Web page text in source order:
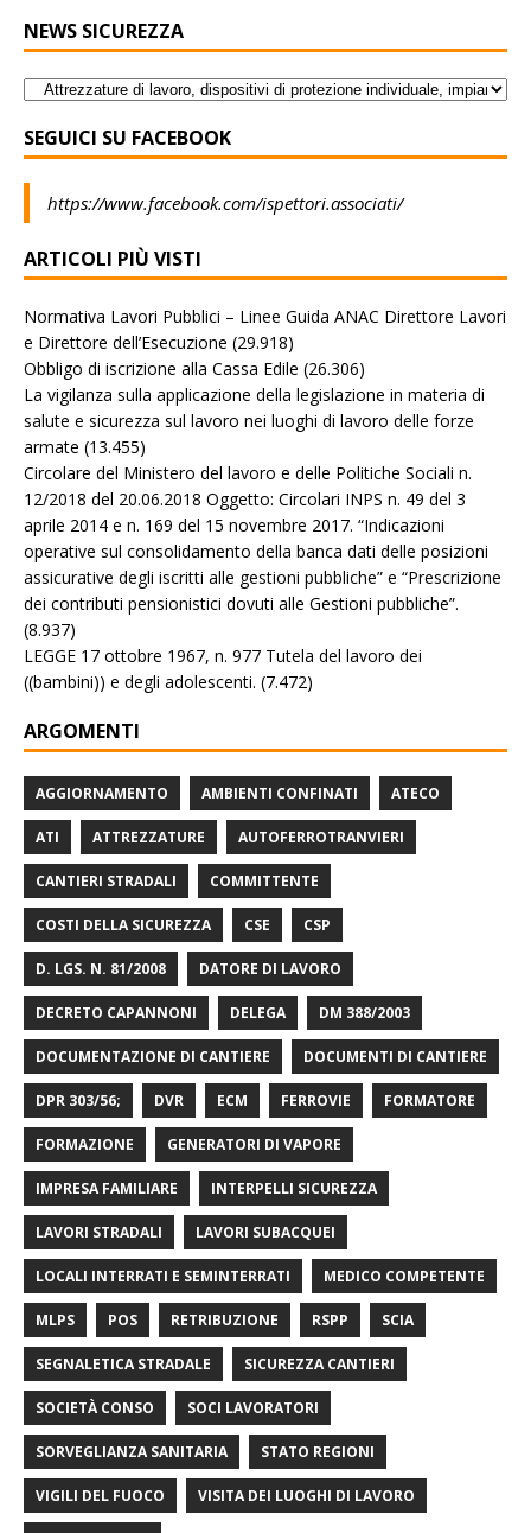
NEWS SICUREZZA
SEGUICI SU FACEBOOK
https://www.facebook.com/ispettori.associati/
ARTICOLI PIÙ VISTI
Normativa Lavori Pubblici – Linee Guida ANAC Direttore Lavori
e Direttore dell’Esecuzione (29.918)
Obbligo di iscrizione alla Cassa Edile (26.306)
La vigilanza sulla applicazione della legislazione in materia di
salute e sicurezza sul lavoro nei luoghi di lavoro delle forze
armate (13.455)
Circolare del Ministero del lavoro e delle Politiche Sociali n.
12/2018 del 20.06.2018 Oggetto: Circolari INPS n. 49 del 3
aprile 2014 e n. 169 del 15 novembre 2017. “Indicazioni
operative sul consolidamento della banca dati delle posizioni
assicurative degli iscritti alle gestioni pubbliche” e “Prescrizione
dei contributi pensionistici dovuti alle Gestioni pubbliche”.
(8.937)
LEGGE 17 ottobre 1967, n. 977 Tutela del lavoro dei
((bambini)) e degli adolescenti. (7.472)
ARGOMENTI
AGGIORNAMENTO AMBIENTI CONFINATI ATECO
ATI ATTREZZATURE AUTOFERROTRANVIERI
CANTIERI STRADALI COMMITTENTE
COSTI DELLA SICUREZZA CSE CSP
D. LGS. N. 81/2008 DATORE DI LAVORO
DECRETO CAPANNONI DELEGA DM 388/2003
DOCUMENTAZIONE DI CANTIERE DOCUMENTI DI CANTIERE
DPR 303/56; DVR ECM FERROVIE FORMATORE
FORMAZIONE GENERATORI DI VAPORE
IMPRESA FAMILIARE INTERPELLI SICUREZZA
LAVORI STRADALI LAVORI SUBACQUEI
LOCALI INTERRATI E SEMINTERRATI MEDICO COMPETENTE
MLPS POS RETRIBUZIONE RSPP SCIA
SEGNALETICA STRADALE SICUREZZA CANTIERI
SOCIETÀ CONSO SOCI LAVORATORI
SORVEGLIANZA SANITARIA STATO REGIONI
VIGILI DEL FUOCO VISITA DEI LUOGHI DI LAVORO